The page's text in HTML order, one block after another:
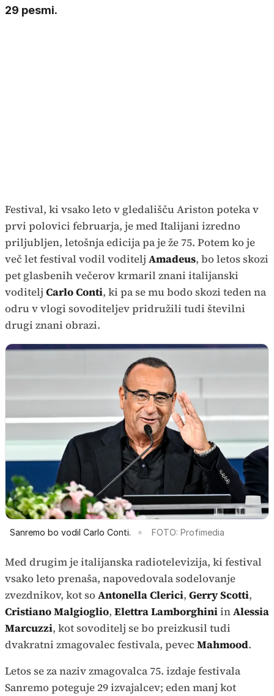
29 pesmi.
Festival, ki vsako leto v gledališču Ariston poteka v
prvi polovici februarja, je med Italijani izredno
priljubljen, letošnja edicija pa je že 75. Potem ko je
več let festival vodil voditelj Amadeus, bo letos skozi
pet glasbenih večerov krmaril znani italijanski
voditelj Carlo Conti, ki pa se mu bodo skozi teden na
odru v vlogi sovoditeljev pridružili tudi številni
drugi znani obrazi.
Sanremo bo vodil Carlo Conti. FOTO: Profimedia
Med drugim je italijanska radiotelevizija, ki festival
vsako leto prenaša, napovedovala sodelovanje
zvezdnikov, kot soAntonella Clerici, Gerry Scotti,
Cristiano Malgioglio, Elettra LamborghiniinAlessia
Marcuzzi, kot sovoditelj se bo preizkusil tudi
dvakratni zmagovalec festivala, pevecMahmood.
Letos se za naziv zmagovalca 75. izdaje festivala
Sanremo poteguje 29 izvajalcev; eden manj kot